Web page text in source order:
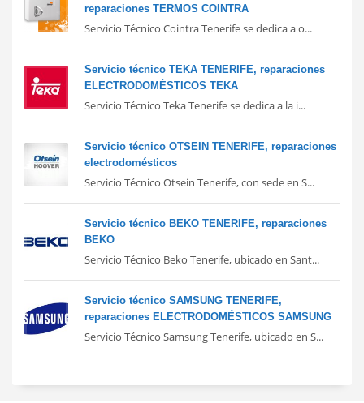
reparaciones TERMOS COINTRA
Servicio Técnico Cointra Tenerife se dedica a o...
Servicio técnico TEKA TENERIFE, reparaciones
ELECTRODOMÉSTICOS TEKA
Servicio Técnico Teka Tenerife se dedica a la i...
Servicio técnico OTSEIN TENERIFE, reparaciones
electrodomésticos
Servicio Técnico Otsein Tenerife, con sede en S...
Servicio técnico BEKO TENERIFE, reparaciones
BEKO
Servicio Técnico Beko Tenerife, ubicado en Sant...
Servicio técnico SAMSUNG TENERIFE,
reparaciones ELECTRODOMÉSTICOS SAMSUNG
Servicio Técnico Samsung Tenerife, ubicado en S...